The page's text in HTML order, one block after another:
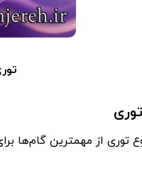
توری از مهمترین گام‌ها